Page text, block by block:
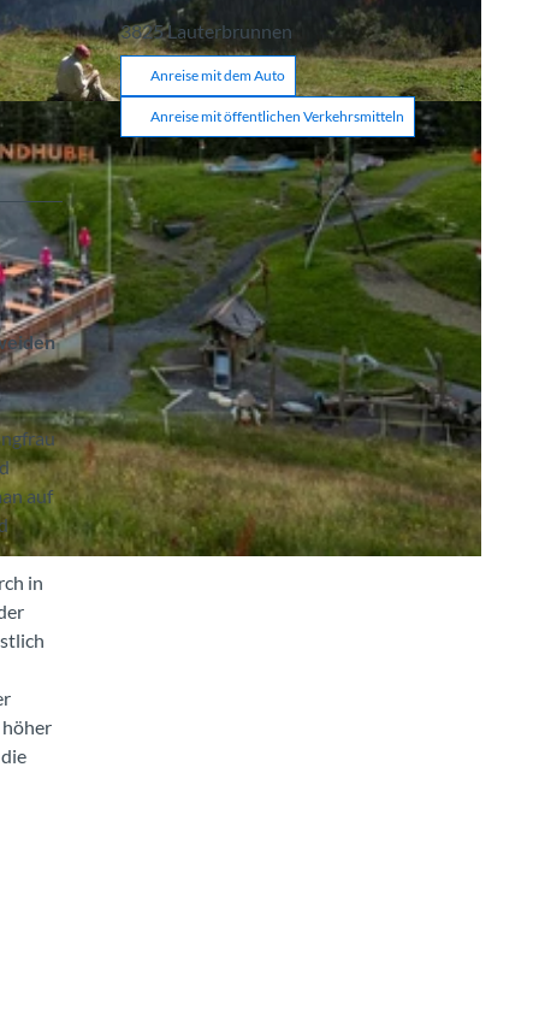
auf
in
höher
3825Lauterbrunnen
Anreise mit dem Auto
Anreise mit öffentlichen Verkehrsmitteln